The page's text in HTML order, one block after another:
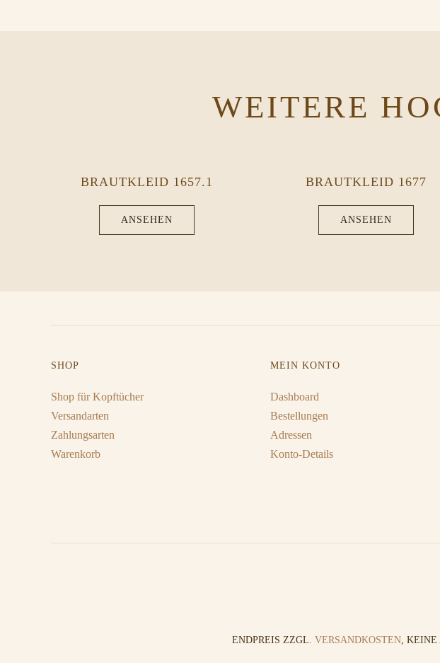
WEITERE
BRAUTKLEID 1657.1
ANSEHEN
BRAUTKLEID 1677
ANSEHEN
SHOP
Shop für Kopftücher
Versandarten
Zahlungsarten
Warenkorb
MEIN KONTO
Dashboard
Bestellungen
Adressen
Konto-Details
ENDPREIS ZZGL. VERSANDKOSTEN, KEINE